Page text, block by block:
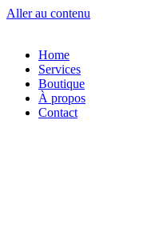
Aller au contenu
Home
Services
Boutique
À propos
Contact